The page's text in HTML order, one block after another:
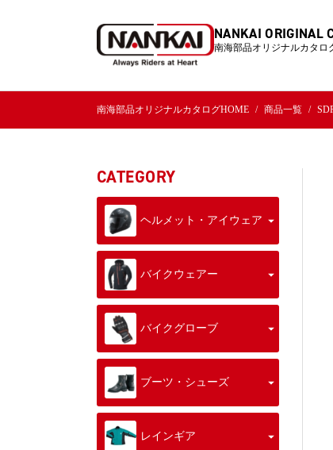
NANKAI ORIGINAL
南海部品オリジナルカタロ
南海部品オリジナルカタログHOME 商品一覧
CATEGORY
ヘルメット・アイウェア
バイクウェアー
バイクグローブ
ブーツ・シューズ
レインギア